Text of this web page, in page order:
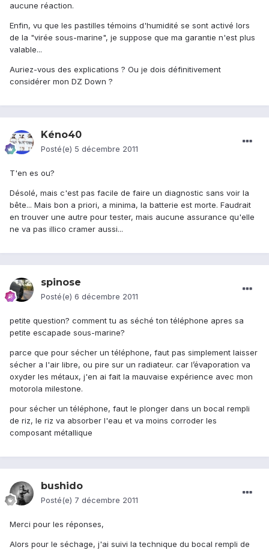
aucune réaction.
Enfin, vu que les pastilles témoins d'humidité se sont activé lors
de la "virée sous-marine", je suppose que ma garantie n'est plus
valable...
Auriez-vous des explications ? Ou je dois définitivement
considérer mon DZ Down ?
Kéno40
Posté(e) 5 décembre 2011
T'en es ou?
Désolé, mais c'est pas facile de faire un diagnostic sans voir la
bête... Mais bon a priori, a minima, la batterie est morte. Faudrait
en trouver une autre pour tester, mais aucune assurance qu'elle
ne va pas illico cramer aussi...
spinose
Posté(e) 6 décembre 2011
petite question? comment tu as séché ton téléphone apres sa
petite escapade sous-marine?
parce que pour sécher un téléphone, faut pas simplement laisser
sécher a l'air libre, ou pire sur un radiateur. car l’évaporation va
oxyder les métaux, j'en ai fait la mauvaise expérience avec mon
motorola milestone.
pour sécher un téléphone, faut le plonger dans un bocal rempli
de riz, le riz va absorber l'eau et va moins corroder les
composant métallique
bushido
Posté(e) 7 décembre 2011
Merci pour les réponses,
Alors pour le séchage, j'ai suivi la technique du bocal rempli de